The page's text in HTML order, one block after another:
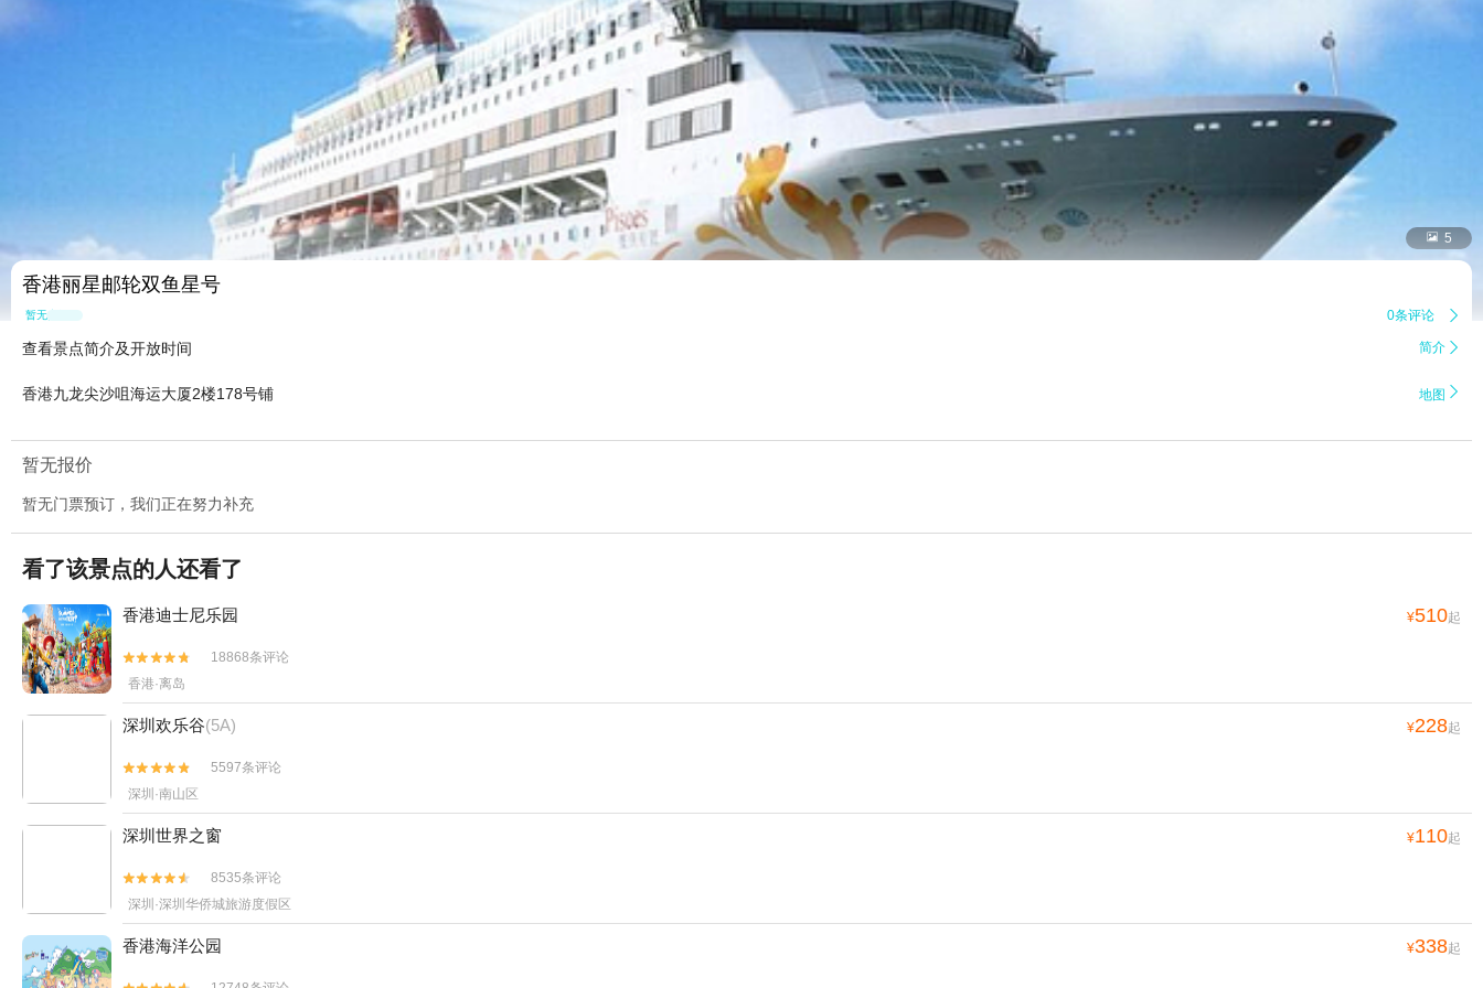
 5
香港丽星邮轮双鱼星号
暂无点评 0条评论 
查看景点简介及开放时间 简介 
香港九龙尖沙咀海运大厦2楼178号铺 地图 
暂无报价
暂无门票预订，我们正在努力补充
看了该景点的人还看了
香港迪士尼乐园 ¥510起


18868条评论
香港·离岛
深圳欢乐谷(5A) ¥228起


5597条评论
深圳·南山区
深圳世界之窗 ¥110起


8535条评论
深圳·深圳华侨城旅游度假区
香港海洋公园 ¥338起